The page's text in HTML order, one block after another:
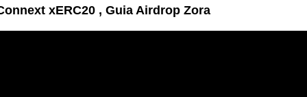
xERC20 , Guia Airdrop Zora